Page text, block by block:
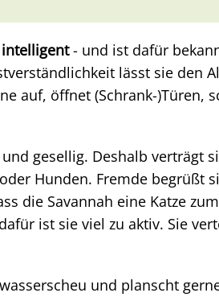
- und ist dafür
lässt sie den
auf, öffnet (Schrank-)Türen,
gesellig. Deshalb verträgt
Hunden. Fremde begrüßt
die Savannah eine Katze
ist sie viel zu aktiv. Sie
und planscht